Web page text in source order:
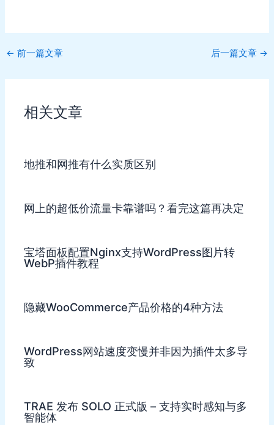
Post
← 前一篇文章 后一篇文章 →
相关文章
地推和网推有什么实质区别
网上的超低价流量卡靠谱吗？看完这篇再决定
宝塔面板配置Nginx支持WordPress图片转
WebP插件教程
隐藏WooCommerce产品价格的4种方法
WordPress网站速度变慢并非因为插件太多导
致
TRAE 发布 SOLO 正式版 – 支持实时感知与多
智能体